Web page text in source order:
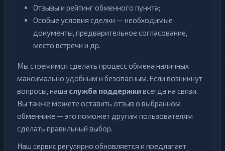
Отзывы и рейтинг обменного пункта;
Особые условия сделки — необходимые
документы, предварительное согласование,
место встречи и др.
Мы стремимся сделать процесс обмена наличных
максимально удобным и безопасным. Если возникнут
вопросы, наша служба поддержкивсегда на связи.
Вы также можете оставить отзыв о выбранном
обменнике — это поможет другим пользователям
сделать правильный выбор.
Наш сервис регулярно обновляется и предлагает